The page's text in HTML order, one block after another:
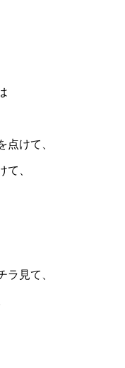
点けて、
て、
ラ見て、